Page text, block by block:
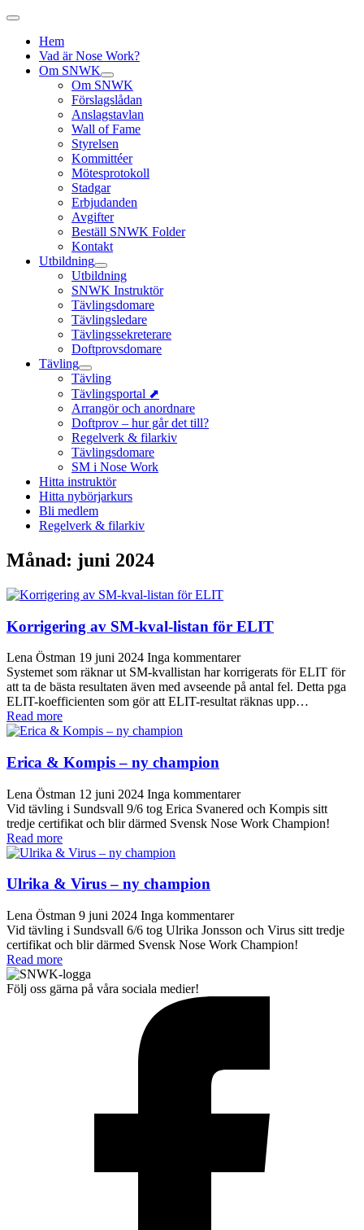
Hem
Vad är Nose Work?
Om SNWK
Om SNWK
Förslagslådan
Anslagstavlan
Wall of Fame
Styrelsen
Kommittéer
Mötesprotokoll
Stadgar
Erbjudanden
Avgifter
Beställ SNWK Folder
Kontakt
Utbildning
Utbildning
SNWK Instruktör
Tävlingsdomare
Tävlingsledare
Tävlingssekreterare
Doftprovsdomare
Tävling
Tävling
Tävlingsportal ⬈
Arrangör och anordnare
Doftprov – hur går det till?
Regelverk & filarkiv
Tävlingsdomare
SM i Nose Work
Hitta instruktör
Hitta nybörjarkurs
Bli medlem
Regelverk & filarkiv
Månad: juni 2024
Korrigering av SM-kval-listan för ELIT
Lena Östman 19 juni 2024 Inga kommentarer
Systemet som räknar ut SM-kvallistan har korrigerats för ELIT för
att ta de bästa resultaten även med avseende på antal fel. Detta pga
ELIT-koefficienten som gör att ELIT-resultat räknas upp…
Read more
Erica & Kompis – ny champion
Lena Östman 12 juni 2024 Inga kommentarer
Vid tävling i Sundsvall 9/6 tog Erica Svanered och Kompis sitt
tredje certifikat och blir därmed Svensk Nose Work Champion!
Read more
Ulrika & Virus – ny champion
Lena Östman 9 juni 2024 Inga kommentarer
Vid tävling i Sundsvall 6/6 tog Ulrika Jonsson och Virus sitt tredje
certifikat och blir därmed Svensk Nose Work Champion!
Read more
Följ oss gärna på våra sociala medier!